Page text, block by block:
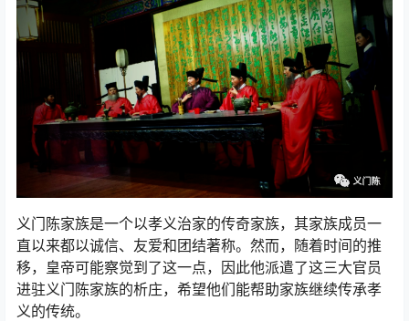
义门陈家族是一个以孝义治家的传奇家族，其家族成员一
直以来都以诚信、友爱和团结著称。然而，随着时间的推
移，皇帝可能察觉到了这一点，因此他派遣了这三大官员
进驻义门陈家族的析庄，希望他们能帮助家族继续传承孝
义的传统。